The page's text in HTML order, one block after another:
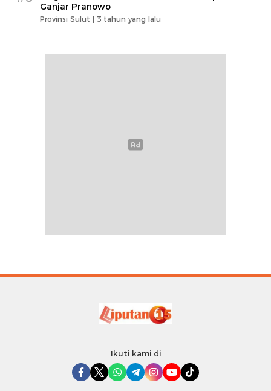
Ganjar Pranowo
Provinsi Sulut | 3 tahun yang lalu
Ikuti kami di